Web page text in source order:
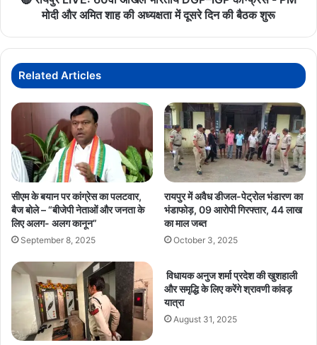
शाह
की
अध्यक्षता
में
दिन
की
बैठक
शुरू
मोदी और अमित शाह की अध्यक्षता में दूसरे दिन की बैठक शुरू
Related Articles
सीएम के बयान पर कांग्रेस का पलटवार,
बैज बोले – “बीजेपी नेताओं और जनता के
लिए अलग- अलग कानून”
September 8, 2025
रायपुर में अवैध डीजल-पेट्रोल भंडारण का
भंडाफोड़, 09 आरोपी गिरफ्तार, 44 लाख
का माल जब्त
October 3, 2025
विधायक अनुज शर्मा प्रदेश की खुशहाली
और समृद्धि के लिए करेंगे श्रावणी कांवड़
यात्रा
August 31, 2025